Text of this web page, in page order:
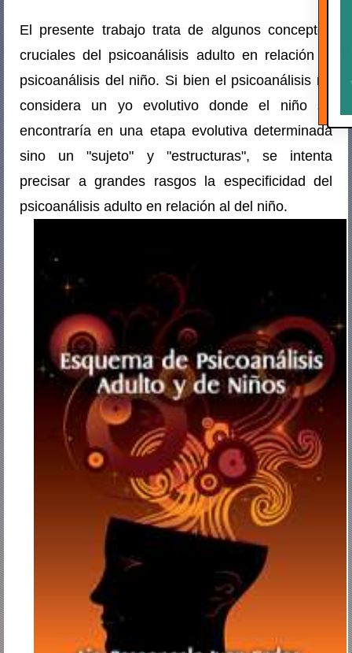
Contactame
El presente trabajo trata de algunos conceptos
cruciales del psicoanálisis adulto en relación al
psicoanálisis del niño. Si bien el psicoanálisis no
considera un yo evolutivo donde el niño se
encontraría en una etapa evolutiva determinada
sino un "sujeto" y "estructuras", se intenta
precisar a grandes rasgos la especificidad del
psicoanálisis adulto en relación al del niño.